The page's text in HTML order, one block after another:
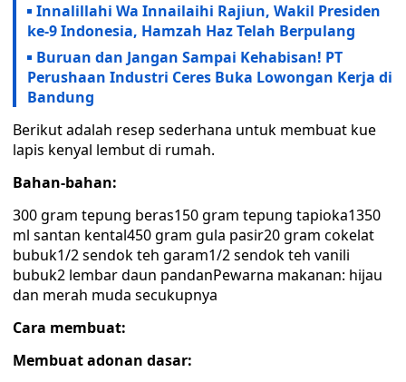
Innalillahi Wa Innailaihi Rajiun, Wakil Presiden
ke-9 Indonesia, Hamzah Haz Telah Berpulang
Buruan dan Jangan Sampai Kehabisan! PT
Perushaan Industri Ceres Buka Lowongan Kerja di
Bandung
Berikut adalah resep sederhana untuk membuat kue
lapis kenyal lembut di rumah.
Bahan-bahan:
300 gram tepung beras150 gram tepung tapioka1350
ml santan kental450 gram gula pasir20 gram cokelat
bubuk1/2 sendok teh garam1/2 sendok teh vanili
bubuk2 lembar daun pandanPewarna makanan: hijau
dan merah muda secukupnya
Cara membuat:
Membuat adonan dasar: